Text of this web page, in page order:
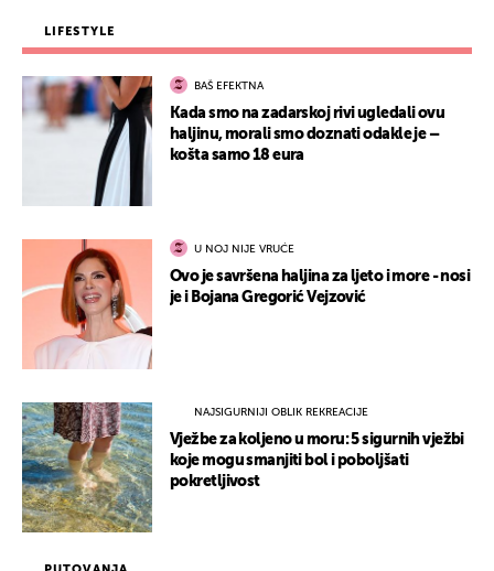
LIFESTYLE
BAŠ EFEKTNA
Kada smo na zadarskoj rivi ugledali ovu
haljinu, morali smo doznati odakle je –
košta samo 18 eura
U NOJ NIJE VRUĆE
Ovo je savršena haljina za ljeto i more - nosi
je i Bojana Gregorić Vejzović
NAJSIGURNIJI OBLIK REKREACIJE
Vježbe za koljeno u moru: 5 sigurnih vježbi
koje mogu smanjiti bol i poboljšati
pokretljivost